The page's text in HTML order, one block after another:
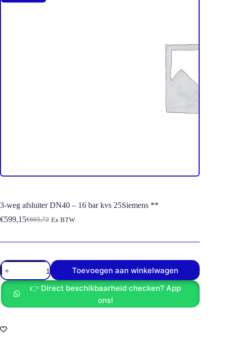
3-weg afsluiter DN40 – 16 bar kvs 25Siemens **
€665,72
Oorspronkelijke
was:
€599,15Huidige
is:
Ex BTW
3-
weg
afsluiter
DN40
-
16
kvs
25Siemens
Toevoegen aan winkelwagen
👉 Direct beschikbaarheid checken? App
ons!